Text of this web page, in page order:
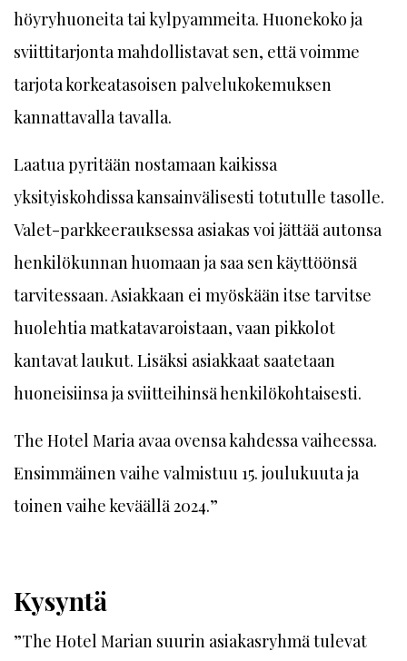
höyryhuoneita tai kylpyammeita. Huonekoko ja
sviittitarjonta mahdollistavat sen, että voimme
tarjota korkeatasoisen palvelukokemuksen
kannattavalla tavalla.
Laatua pyritään nostamaan kaikissa
yksityiskohdissa kansainvälisesti totutulle tasolle.
Valet-parkkeerauksessa asiakas voi jättää autonsa
henkilökunnan huomaan ja saa sen käyttöönsä
tarvitessaan. Asiakkaan ei myöskään itse tarvitse
huolehtia matkatavaroistaan, vaan pikkolot
kantavat laukut. Lisäksi asiakkaat saatetaan
huoneisiinsa ja sviitteihinsä henkilökohtaisesti.
The Hotel Maria avaa ovensa kahdessa vaiheessa.
Ensimmäinen vaihe valmistuu 15. joulukuuta ja
toinen vaihe keväällä 2024.”
Kysyntä
”The Hotel Marian suurin asiakasryhmä tulevat